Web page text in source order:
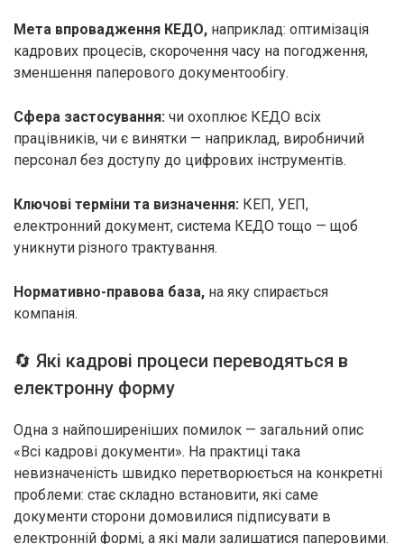
Мета впровадження КЕДО, наприклад: оптимізація
кадрових процесів, скорочення часу на погодження,
зменшення паперового документообігу.
Сфера застосування: чи охоплює КЕДО всіх
працівників, чи є винятки — наприклад, виробничий
персонал без доступу до цифрових інструментів.
Ключові терміни та визначення: КЕП, УЕП,
електронний документ, система КЕДО тощо — щоб
уникнути різного трактування.
Нормативно-правова база, на яку спирається
компанія.
🔄 Які кадрові процеси переводяться в
електронну форму
Одна з найпоширеніших помилок — загальний опис
«Всі кадрові документи». На практиці така
невизначеність швидко перетворюється на конкретні
проблеми: стає складно встановити, які саме
документи сторони домовилися підписувати в
електронній формі, а які мали залишатися паперовими.